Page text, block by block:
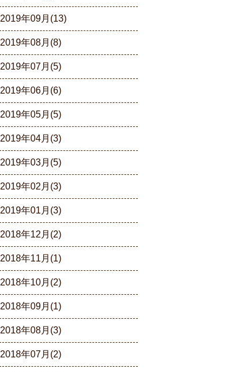
2019年09月(13)
2019年08月(8)
2019年07月(5)
2019年06月(6)
2019年05月(5)
2019年04月(3)
2019年03月(5)
2019年02月(3)
2019年01月(3)
2018年12月(2)
2018年11月(1)
2018年10月(2)
2018年09月(1)
2018年08月(3)
2018年07月(2)